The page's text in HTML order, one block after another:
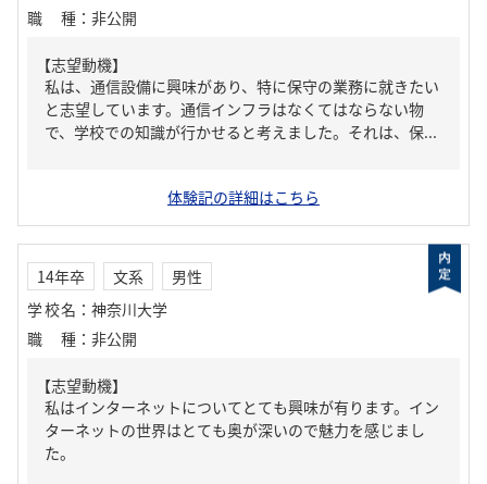
職種 ： 非公開
【志望動機】
私は、通信設備に興味があり、特に保守の業務に就きたい
と志望しています。通信インフラはなくてはならない物
で、学校での知識が行かせると考えました。それは、保...
体験記の詳細はこちら
14年卒 文系
男性
学校名 ： 神奈川大学
職種 ： 非公開
【志望動機】
私はインターネットについてとても興味が有ります。イン
ターネットの世界はとても奥が深いので魅力を感じまし
た。